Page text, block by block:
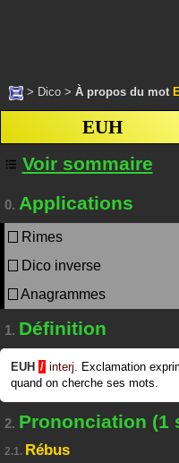
> Dico > À propos du mot
EUH
Voir sommaire
0. Applications
Rimes
Dico inverse
Anagrammes
1. Définition
EUH / interj. Exclamation
quand on cherche ses mots.
2. Prononciation (1
2.1. Rébus